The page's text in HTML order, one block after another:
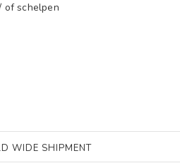
of schelpen
WIDE SHIPMENT